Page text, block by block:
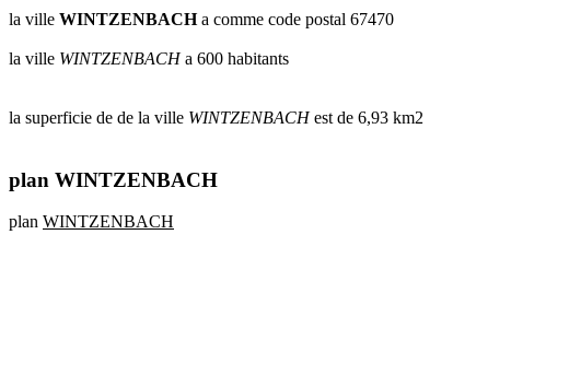
rhin
commencant
X Y Z
la ville WINTZENBACHa comme code postal 67470
la ville WINTZENBACHa 600 habitants
la superficie de de la ville WINTZENBACHest de 6,93 km2
plan WINTZENBACH
plan WINTZENBACH